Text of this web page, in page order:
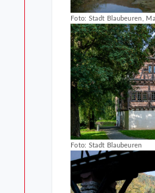
Foto: Stadt Blaubeuren,
Foto: Stadt Blaubeuren